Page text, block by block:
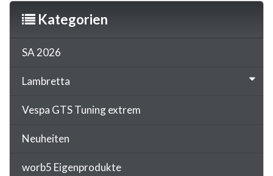
Kategorien
SA 2026
Lambretta
Vespa GTS Tuning extrem
Neuheiten
worb5 Eigenprodukte